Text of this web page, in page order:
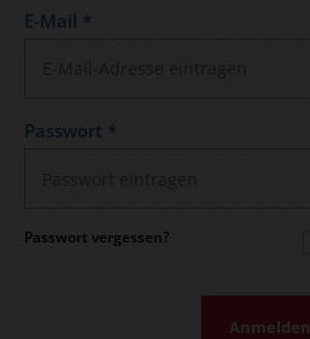
E-Mail *
Passwort *
Passwort vergessen?
Anmelden